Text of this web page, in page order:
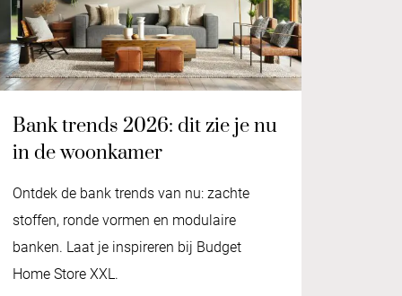
Bank trends 2026: dit zie je nu
in de woonkamer
Ontdek de bank trends van nu: zachte
stoffen, ronde vormen en modulaire
banken. Laat je inspireren bij Budget
Home Store XXL.